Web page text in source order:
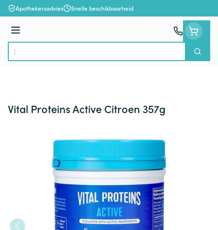
Ga naar de inhoud
Apothekersadvies Snelle beschikbaarheid
Menu
Product, merk, categorie...
Zoek
Vital Proteins Active Citroen 357g